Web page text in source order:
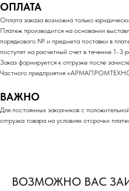
ОПЛАТА
Оплата заказа возможна только
Платеж производится на основании
порядкового № и предмета поставки в
поступят на расчетный счет в течение 1-3
Заказ формируется к отгрузке после
Частного предприятия
ВАЖНО
Для постоянных заказчиков с
отгрузка товара на условиях отсрочки
ВОЗМОЖНО ВАС